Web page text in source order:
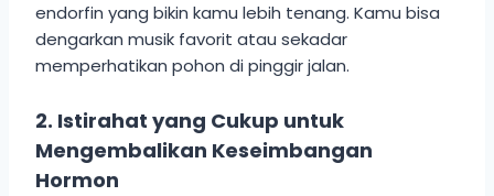
endorfin yang bikin kamu lebih tenang. Kamu bisa
dengarkan musik favorit atau sekadar
memperhatikan pohon di pinggir jalan.
2. Istirahat yang Cukup untuk
Mengembalikan Keseimbangan
Hormon